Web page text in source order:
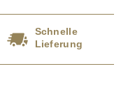
Schnelle
Lieferung